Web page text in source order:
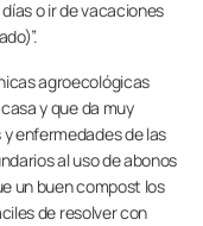
o ir de vacaciones
agroecológicas
y que da muy
enfermedades de las
al uso de abonos
un buen compost los
de resolver con